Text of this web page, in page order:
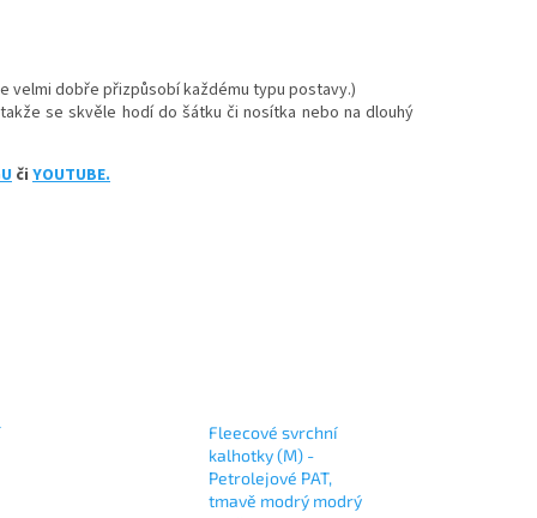
velmi dobře přizpůsobí každému typu postavy.)
se skvěle hodí do šátku či nosítka nebo na dlouhý
či YOUTUBE.
Fleecové svrchní
kalhotky (M) -
Petrolejové PAT,
tmavě modrý modrý